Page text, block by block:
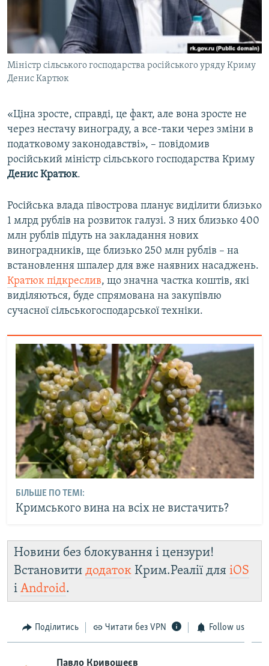
Міністр сільського господарства російського уряду Криму
Денис Картюк
«Ціна зросте, справді, це факт, але вона зросте не
через нестачу винограду, а все-таки через зміни в
податковому законодавстві», – повідомив
російський міністр сільського господарства Криму
Денис Кратюк.
Російська влада півострова планує виділити близько
1 млрд рублів на розвиток галузі. З них близько 400
млн рублів підуть на закладання нових
виноградників, ще близько 250 млн рублів – на
встановлення шпалер для вже наявних насаджень.
Кратюк підкреслив, що значна частка коштів, які
виділяються, буде спрямована на закупівлю
сучасної сільськогосподарської техніки.
БІЛЬШЕ ПО ТЕМІ:
Кримського вина на всіх не вистачить?
Новини без блокування і цензури!
Встановити додаток Крим.Реалії для iOS
і Android.
Поділитись Читати без VPN Follow us
Павло Кривошеєв